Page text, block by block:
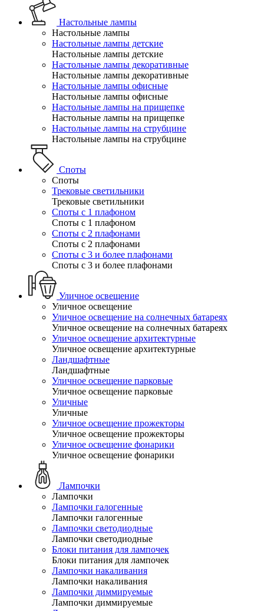
Настольные лампы
Настольные лампы
Настольные лампы детские
Настольные лампы детские
Настольные лампы декоративные
Настольные лампы декоративные
Настольные лампы офисные
Настольные лампы офисные
Настольные лампы на прищепке
Настольные лампы на прищепке
Настольные лампы на струбцине
Настольные лампы на струбцине
Споты
Споты
Трековые светильники
Трековые светильники
Споты с 1 плафоном
Споты с 1 плафоном
Споты с 2 плафонами
Споты с 2 плафонами
Споты с 3 и более плафонами
Споты с 3 и более плафонами
Уличное освещение
Уличное освещение
Уличное освещение на солнечных батареях
Уличное освещение на солнечных батареях
Уличное освещение архитектурные
Уличное освещение архитектурные
Ландшафтные
Ландшафтные
Уличное освещение парковые
Уличное освещение парковые
Уличные
Уличные
Уличное освещение прожекторы
Уличное освещение прожекторы
Уличное освещение фонарики
Уличное освещение фонарики
Лампочки
Лампочки
Лампочки галогенные
Лампочки галогенные
Лампочки светодиодные
Лампочки светодиодные
Блоки питания для лампочек
Блоки питания для лампочек
Лампочки накаливания
Лампочки накаливания
Лампочки диммируемые
Лампочки диммируемые